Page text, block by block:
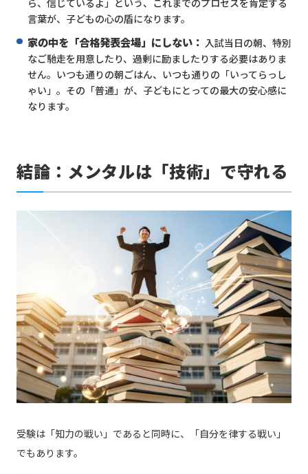
ら、信じているよ」という、これまでのプロセスを肯定する
言葉が、子どもの心の盾になります。
家の中を「合格発表会場」にしない： 入試当日の朝、特別
なご馳走を用意したり、過剰に励ましたりする必要はありま
せん。いつも通りの朝ごはん、いつも通りの「いってらっし
ゃい」。その「普通」が、子どもにとっての最大の安心感に
なります。
結論：メンタルは「技術」で守れる
受験は「知力の戦い」であると同時に、「自分を律する戦い」
でもあります。